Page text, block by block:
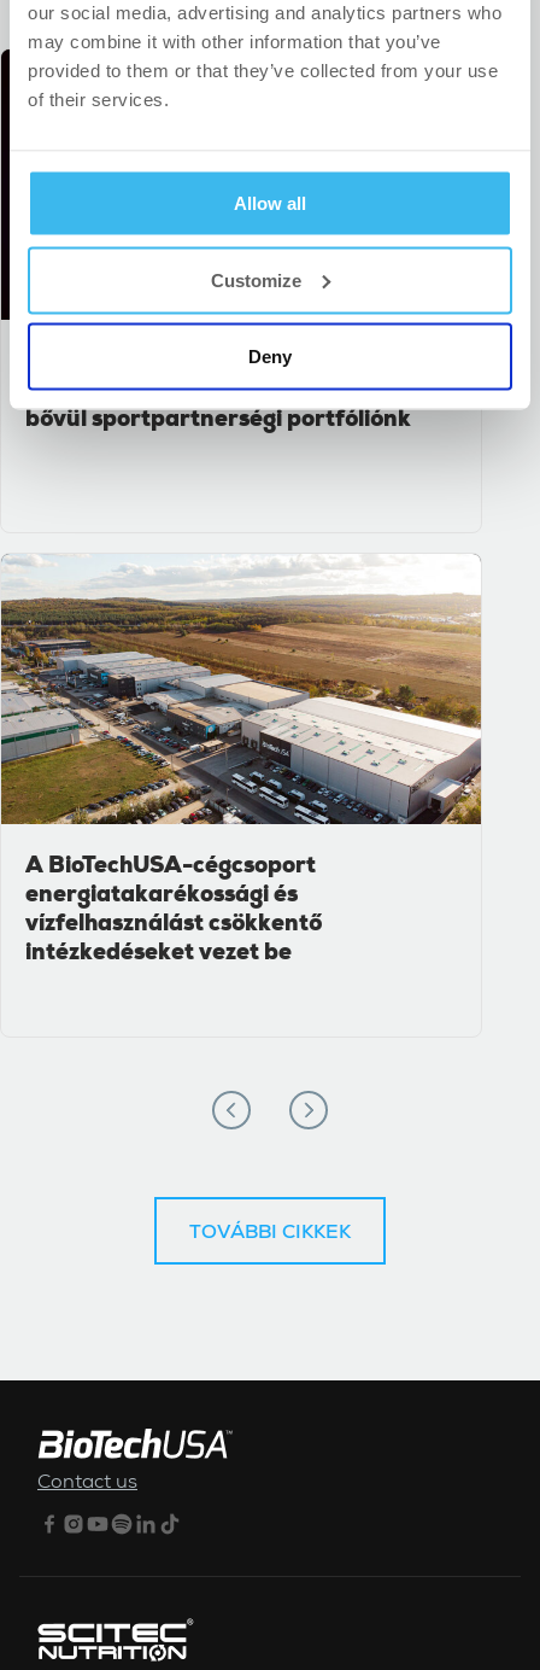
our social media, advertising and analytics partners who
may combine it with other information that you’ve
provided to them or that they’ve collected from your use
of their services.
Allow all
Customize
Deny
Cseh élvonalbeli kézilabdacsapattal
bővül sportpartnerségi portfóliónk
A BioTechUSA-cégcsoport
energiatakarékossági és
vízfelhasználást csökkentő
intézkedéseket vezet be
TOVÁBBI CIKKEK
Contact us